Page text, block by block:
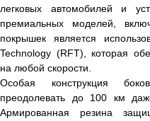
легковых автомобилей и
премиальных моделей,
покрышек является
Technology (RFT), которая
на любой скорости.
Особая конструкция
преодолевать до 100 км
Армированная резина